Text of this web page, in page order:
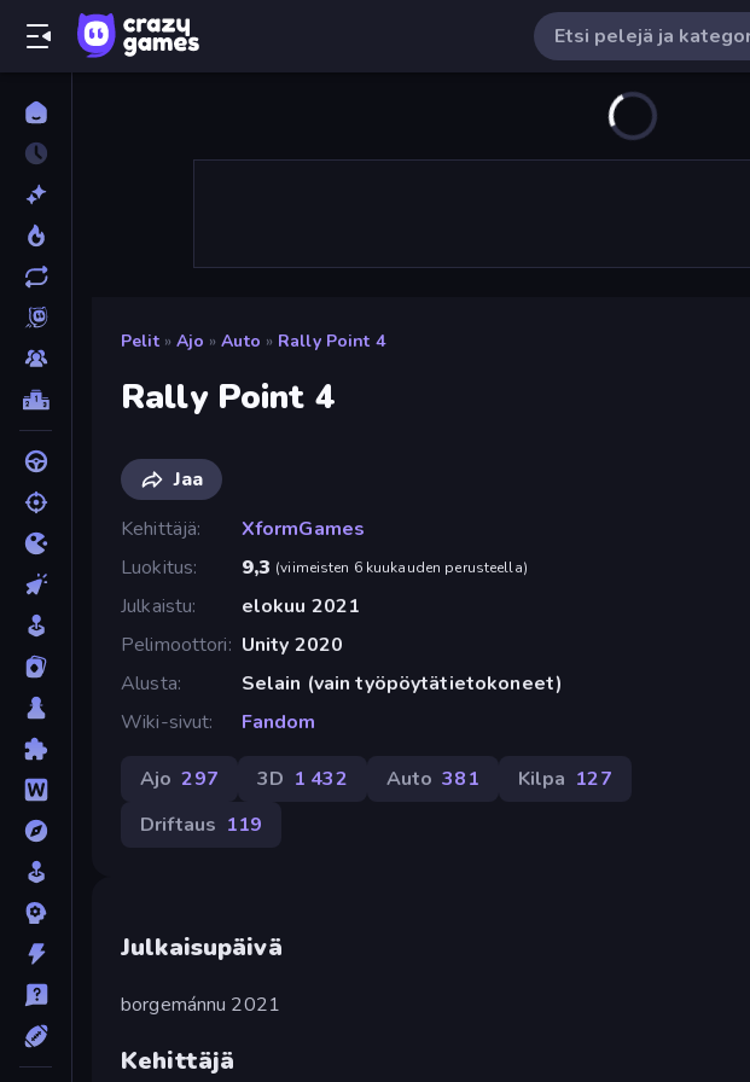
Pelit » Ajo » Auto » Rally Point 4
Rally Point 4
Jaa
Kehittäjä
XformGames
Luokitus
9,3 (viimeisten 6 kuukauden perusteella)
Julkaistu
elokuu 2021
Pelimoottori
Unity 2020
Alusta
Selain (vain työpöytätietokoneet)
Wiki-sivut
Fandom
Ajo 297 3D 1 432 Auto 381 Kilpa 127
Driftaus 119
Julkaisupäivä
borgemánnu 2021
Kehittäjä